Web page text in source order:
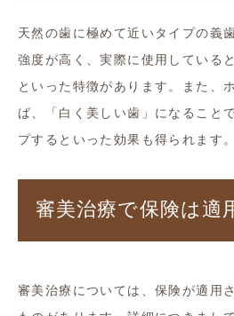
天然の歯に極めて近いタイプの義
強度が高く、実際に使用している
といった特徴があります。また、
ば、「白く美しい歯」になること
プするといった効果も得られます。
審美治療で保険は適
審美治療については、保険が適用